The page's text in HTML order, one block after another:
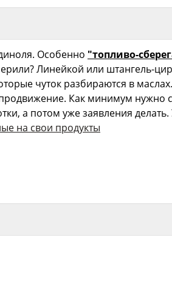
Особенно "топливо-
Линейкой или штангель-
чуток разбираются в
Как минимум нужно
а потом уже заявления
на свои продукты